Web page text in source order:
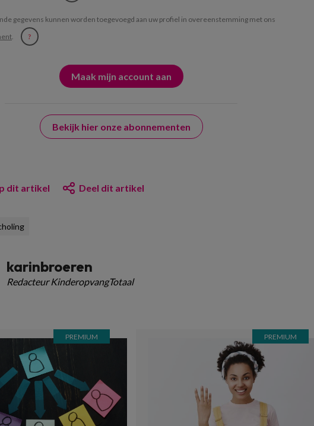
gegevens kunnen worden toegevoegd aan uw profiel in overeenstemming met ons
. ?
Bekijk hier onze abonnementen
dit artikel Deel dit artikel
karinbroeren
Redacteur KinderopvangTotaal